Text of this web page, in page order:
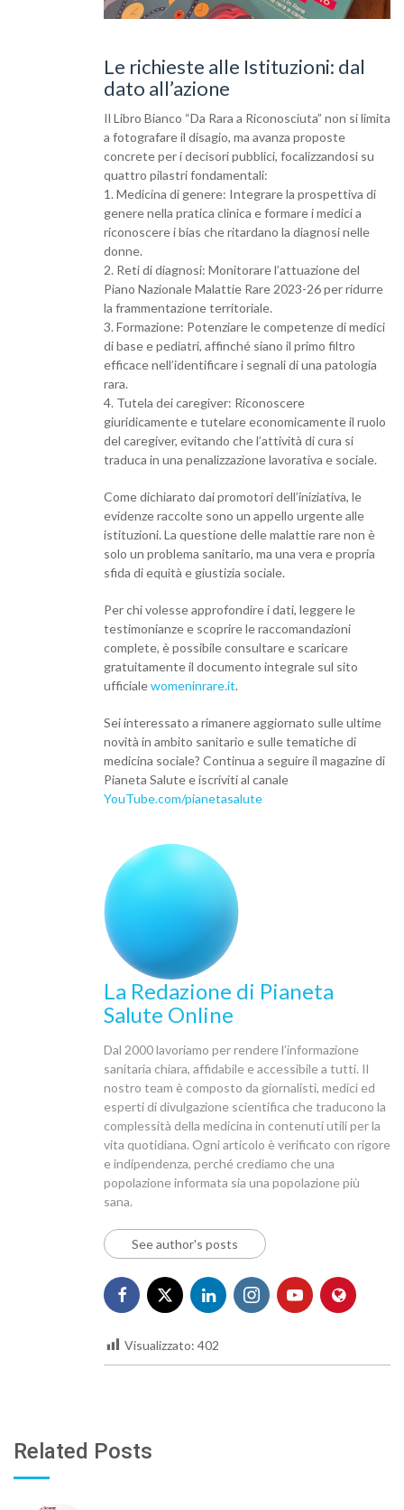
Le richieste alle Istituzioni: dal
dato all’azione
Il Libro Bianco “Da Rara a Riconosciuta” non si limita
a fotografare il disagio, ma avanza proposte
concrete per i decisori pubblici, focalizzandosi su
quattro pilastri fondamentali:
1. Medicina di genere: Integrare la prospettiva di
genere nella pratica clinica e formare i medici a
riconoscere i bias che ritardano la diagnosi nelle
donne.
2. Reti di diagnosi: Monitorare l’attuazione del
Piano Nazionale Malattie Rare 2023-26 per ridurre
la frammentazione territoriale.
3. Formazione: Potenziare le competenze di medici
di base e pediatri, affinché siano il primo filtro
efficace nell’identificare i segnali di una patologia
rara.
4. Tutela dei caregiver: Riconoscere
giuridicamente e tutelare economicamente il ruolo
del caregiver, evitando che l’attività di cura si
traduca in una penalizzazione lavorativa e sociale.
Come dichiarato dai promotori dell’iniziativa, le
evidenze raccolte sono un appello urgente alle
istituzioni. La questione delle malattie rare non è
solo un problema sanitario, ma una vera e propria
sfida di equità e giustizia sociale.
Per chi volesse approfondire i dati, leggere le
testimonianze e scoprire le raccomandazioni
complete, è possibile consultare e scaricare
gratuitamente il documento integrale sul sito
ufficialewomeninrare.it.
Sei interessato a rimanere aggiornato sulle ultime
novità in ambito sanitario e sulle tematiche di
medicina sociale? Continua a seguire il magazine di
Pianeta Salute e iscriviti al canale
YouTube.com/pianetasalute
La Redazione di Pianeta
Salute Online
Dal 2000 lavoriamo per rendere l’informazione
sanitaria chiara, affidabile e accessibile a tutti. Il
nostro team è composto da giornalisti, medici ed
esperti di divulgazione scientifica che traducono la
complessità della medicina in contenuti utili per la
vita quotidiana. Ogni articolo è verificato con rigore
e indipendenza, perché crediamo che una
popolazione informata sia una popolazione più
sana.
See author's posts
Visualizzato: 402
Related Posts